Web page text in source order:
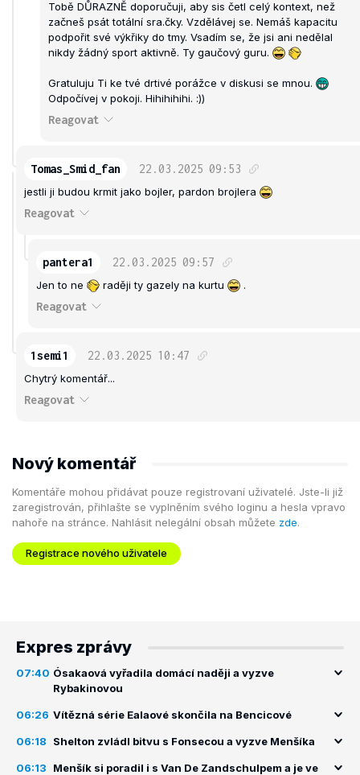
Tobě DŮRAZNĚ doporučuji, aby sis četl celý kontext, než
začneš psát totální sra.čky. Vzdělávej se. Nemáš kapacitu
podpořit své výkřiky do tmy. Vsadím se, že jsi ani nedělal
nikdy žádný sport aktivně. Ty gaučový guru.
Gratuluju Ti ke tvé drtivé porážce v diskusi se mnou.
Odpočívej v pokoji. Hihihihihi. :))
Reagovat
Tomas_Smid_fan 22.03.2025 09:53
jestli ji budou krmit jako bojler, pardon brojlera
Reagovat
pantera1 22.03.2025 09:57
Jen to ne raději ty gazely na kurtu .
Reagovat
1semi1 22.03.2025 10:47
Chytrý komentář...
Reagovat
Nový komentář
Komentáře mohou přidávat pouze registrovaní uživatelé. Jste-li již
zaregistrován, přihlašte se vyplněním svého loginu a hesla vpravo
nahoře na stránce. Nahlásit nelegální obsah můžete zde.
Registrace nového uživatele
Expres zprávy
07:40 Ósakaová vyřadila domácí naději a vyzve
Rybakinovou
06:26 Vítězná série Ealaové skončila na Bencicové
06:18 Shelton zvládl bitvu s Fonsecou a vyzve Menšíka
06:13
Menšík si poradil i s Van De Zandschulpem a je ve